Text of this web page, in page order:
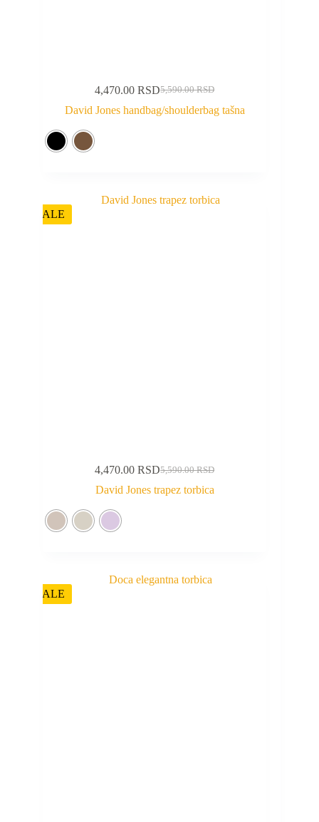
5,590.00RSD
4,470.00RSD
David Jones handbag/shoulderbag tašna
SALE
5,590.00RSD
4,470.00RSD
David Jones trapez torbica
SALE